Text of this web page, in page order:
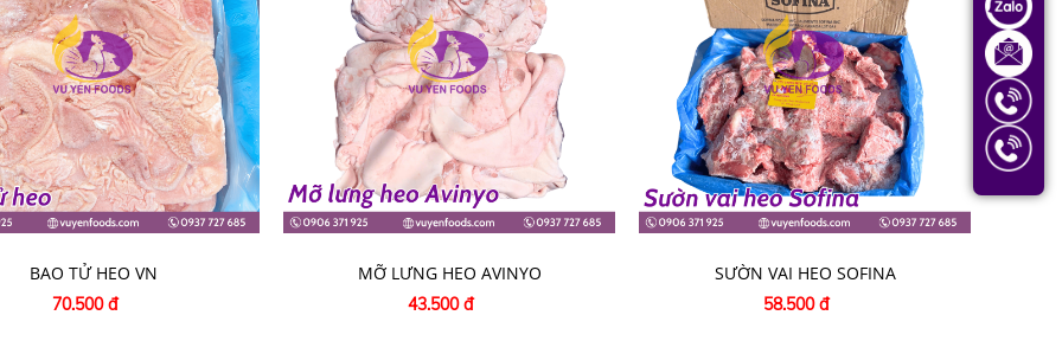
BAO TỬ HEO VN
70.500 đ
MỠ LƯNG HEO AVINYO
43.500 đ
SƯỜN VAI HEO SOFINA
58.500 đ